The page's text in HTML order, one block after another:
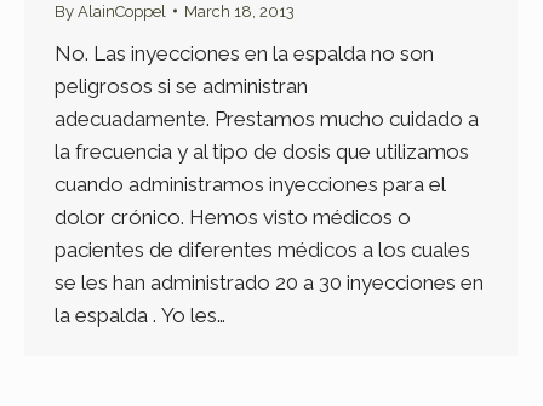
By AlainCoppel March 18, 2013
No. Las inyecciones en la espalda no son
peligrosos si se administran
adecuadamente. Prestamos mucho cuidado a
la frecuencia y al tipo de dosis que utilizamos
cuando administramos inyecciones para el
dolor crónico. Hemos visto médicos o
pacientes de diferentes médicos a los cuales
se les han administrado 20 a 30 inyecciones en
la espalda . Yo les…